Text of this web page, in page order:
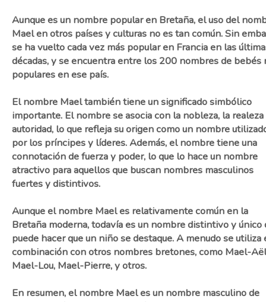
Aunque es un nombre popular en Bretaña, el uso del
Mael en otros países y culturas no es tan común. Sin
se ha vuelto cada vez más popular en Francia en las
décadas, y se encuentra entre los 200 nombres de bebés
populares en ese país.
El nombre Mael también tiene un significado simbólico
importante. El nombre se asocia con la nobleza, la
autoridad, lo que refleja su origen como un nombre
por los príncipes y líderes. Además, el nombre tiene una
connotación de fuerza y poder, lo que lo hace un nombre
atractivo para aquellos que buscan nombres masculinos
fuertes y distintivos.
Aunque el nombre Mael es relativamente común en la
Bretaña moderna, todavía es un nombre distintivo y único
puede hacer que un niño se destaque. A menudo se utiliza
combinación con otros nombres bretones, como Mael-
Mael-Lou, Mael-Pierre, y otros.
En resumen, el nombre Mael es un nombre masculino de